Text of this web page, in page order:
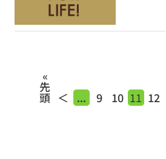
«
先
頭 ＜ ... 9 10 11 12